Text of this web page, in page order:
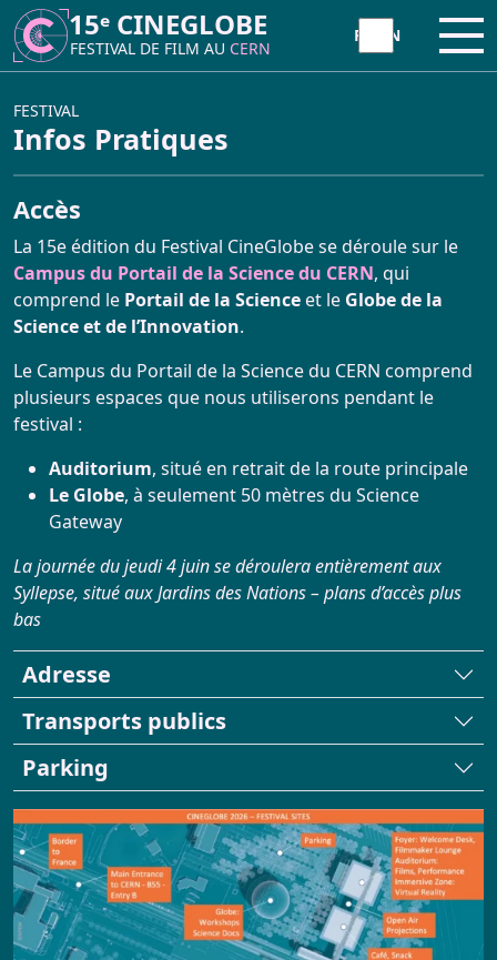
15ᵉ CINEGLOBE
FESTIVAL DE FILM AUCERN
FESTIVAL
Infos Pratiques
Accès
La 15e édition du Festival CineGlobe se déroule sur le
Campus du Portail de la Science du CERN, qui
comprend le Portail de la Scienceet le Globe de la
Science et de l’Innovation.
Le Campus du Portail de la Science du CERN comprend
plusieurs espaces que nous utiliserons pendant le
festival :
Auditorium, situé en retrait de la route principale
Le Globe, à seulement 50 mètres du Science
Gateway
La journée du jeudi 4 juin se déroulera entièrement aux
Syllepse, situé aux Jardins des Nations – plans d’accès plus
bas
Adresse
Transports publics
Parking
15ᵉ CINEGLOBE
FESTIVAL DE FILM AUCERN
CineGlobe ?
Partenaires
Newsletter
Contact
Atelier Animation Moviola
Atelier Tetra Pak Camera
Cinema Caravane
FESTIVAL
Programme 2026
CineGlobe 2026 – Photo Album
Retour sur la 15ème édition
Réservation
ARCHIVES
Actualités